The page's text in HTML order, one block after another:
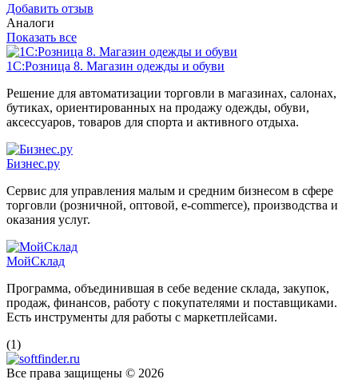
Добавить отзыв
Аналоги
Показать все
1С:Розница 8. Магазин одежды и обуви
Решение для автоматизации торговли в магазинах, салонах,
бутиках, ориентированных на продажу одежды, обуви,
аксессуаров, товаров для спорта и активного отдыха.
Бизнес.ру
Сервис для управления малым и средним бизнесом в сфере
торговли (розничной, оптовой, e-commerce), производства и
оказания услуг.
МойСклад
Программа, объединившая в себе ведение склада, закупок,
продаж, финансов, работу с покупателями и поставщиками.
Есть инструменты для работы с маркетплейсами.
(1)
Все права защищены © 2026